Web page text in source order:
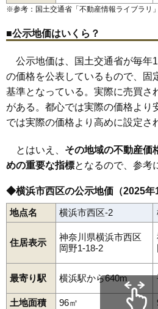
※参考：国土交通省「 不動産情報ライブラリ 」
■公示地価はいくら？
公示地価は、国土交通省が毎年
の価格を公表しているもので、固
基準となっている。実際に売買さ
がある。都心では実際の価格より
では実際の価格より高めに設定さ
とはいえ、 その地域の不動産価
めの重要な指標となるので、参考
◆横浜市西区の公示地価（2025年1
地点名 横浜市西区-2
住居表示
神奈川県横浜市西区
岡野1-18-2
最寄り駅 横浜駅から640m
土地面積 96㎡